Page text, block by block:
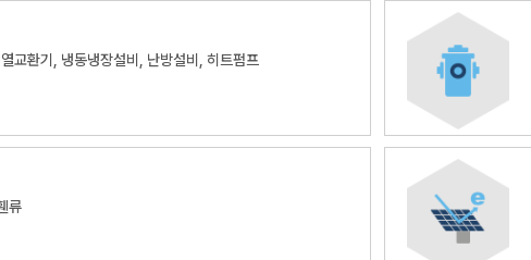
교환기, 냉동냉장설비, 난방설비, 히트펌프
류